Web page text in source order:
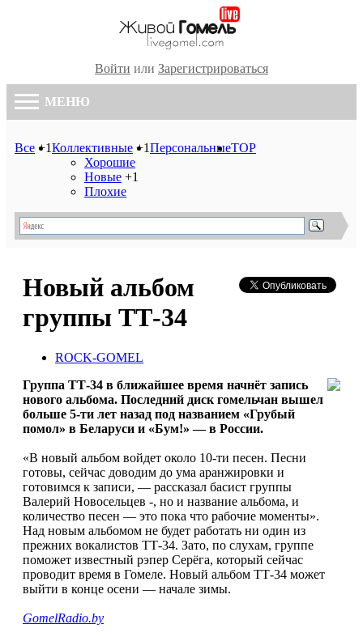
Войти или Зарегистрироваться
МЕНЮ
Все +1Коллективные +1
Хорошие
Новые +1
Плохие
ПерсональныеTOP
Новый альбом
группы ТТ-34
ROCK-GOMEL
Группа ТТ-34 в ближайшее время начнёт запись
нового альбома. Последний диск гомельчан вышел
больше 5-ти лет назад под названием «Грубый
помол» в Беларуси и «Бум!» — в России.
«В новый альбом войдет около 10-ти песен. Песни
готовы, сейчас доводим до ума аранжировки и
готовимся к записи, — рассказал басист группы
Валерий Новосельцев -, но и название альбома, и
количество песен — это пока что рабочие моменты».
Над новым альбомом не будет работать ни один из
прежних вокалистов ТТ-34. Зато, по слухам, группе
поможет известный рэпер Серёга, который сейчас
проводит время в Гомеле. Новый альбом ТТ-34 может
выйти в конце осени — начале зимы.
GomelRadio.by